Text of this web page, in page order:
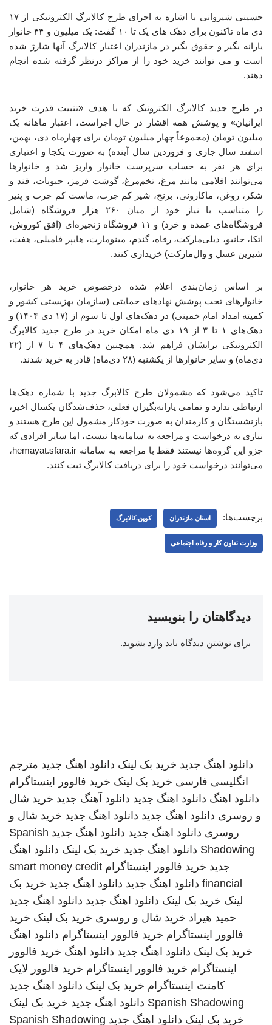
حسینی شیروانی با اشاره به اجرای طرح کالابرگ الکترونیکی از ۱۷
دی ماه تاکنون برای دهک های یک تا ۱۰ گفت:‌ یک میلیون و ۴۴ خانوار
یارانه بگیر و حقوق بگیر در مازندران اعتبار کالابرگ آنها شارژ شده
است و می توانند خرید خود را از مراکز درنظر گرفته شده انجام
دهند.
در طرح جدید کالابرگ الکترونیک که با هدف «تثبیت قدرت خرید
ایرانیان» و پوشش همه اقشار در حال اجراست، اعتبار ماهانه یک
میلیون تومان (مجموعاً چهار میلیون تومان برای چهارماه دی، بهمن،
اسفند سال جاری و فروردین سال آینده) به صورت یکجا و اعتباری
برای هر نفر به حساب سرپرست خانوار واریز شد و خانوارها
می‌توانند اقلامی مانند مرغ، تخم‌مرغ، گوشت قرمز، حبوبات، قند و
شکر، روغن، ماکارونی، برنج، شیر کم چرب، ماست کم چرب و پنیر
را متناسب با نیاز خود از میان ۲۶۰ هزار فروشگاه (شامل
فروشگاه‌های عمده و خرد) و ۱۱ فروشگاه زنجیره‌ای (افق کوروش،
اتکا، جانبو، دیلی‌مارکت، رفاه، گندم، مینومارت، هایپر فامیلی، هفت،
شیرین عسل و وال‌مارکت) خریداری کنند.
بر اساس زمان‌بندی اعلام شده درخصوص خرید هر خانوار،
خانوارهای تحت پوشش نهادهای حمایتی (سازمان بهزیستی کشور و
کمیته امداد امام خمینی) در دهک‌های اول تا سوم از (۱۷ دی ۱۴۰۴) و
دهک‌های ۱ تا ۳ از ۱۹ دی ماه امکان خرید در طرح جدید کالابرگ
الکترونیکی برایشان فراهم شد. همچنین دهک‌های ۴ تا ۷ از (۲۲
دی‌ماه) و سایر خانوارها از یکشنبه (۲۸ دی‌ماه) قادر به خرید شدند.
تاکید می‌شود که مشمولان طرح کالابرگ جدید با شماره دهک‌ها
ارتباطی ندارد و تمامی یارانه‌بگیران فعلی، حذف‌شدگان یکسال اخیر،
بازنشستگان و کارمندان به صورت خودکار مشمول این طرح هستند و
نیازی به درخواست و مراجعه به سامانه‌ها نیست، اما سایر افرادی که
جزو این گروه‌ها نیستند فقط با مراجعه به سامانه hemayat.sfara.ir،
می‌توانند درخواست خود را برای دریافت کالابرگ ثبت کنند.
برچسب‌ها: استان مازندران کوپن.کالابرگ
وزارت تعاون کار و رفاه اجتماعی
دیدگاهتان را بنویسید
برای نوشتن دیدگاه باید وارد بشوید.
دانلود اهنگ جدید خرید بک لینک دانلود اهنگ جدید مترجم
انگلیسی فارسی خرید بک لینک خرید فالوور اینستاگرام
دانلود اهنگ دانلود اهنگ جدید دانلود آهنگ جدید خرید شال
و روسری دانلود اهنگ جدید دانلود اهنگ جدید خرید شال و
روسری دانلود اهنگ جدید دانلود اهنگ جدید Spanish
Shadowing دانلود اهنگ جدید خرید بک لینک دانلود اهنگ
جدید خرید فالوور اینستاگرام smart money credit
financial دانلود اهنگ جدید دانلود اهنگ جدید خرید بک
لینک خرید بک لینک دانلود اهنگ جدید دانلود اهنگ جدید
حمید هیراد خرید شال و روسری خرید بک لینک خرید
فالوور اینستاگرام خرید فالوور اینستاگرام دانلود اهنگ
خرید بک لینک دانلود اهنگ جدید دانلود اهنگ خرید فالوور
اینستاگرام خرید فالوور اینستاگرام خرید فالوور لایک
کامنت اینستاگرام خرید بک لینک دانلود اهنگ جدید
Spanish Shadowing دانلود اهنگ جدید خرید بک لینک
خرید بک لینک دانلود اهنگ جدید Spanish Shadowing